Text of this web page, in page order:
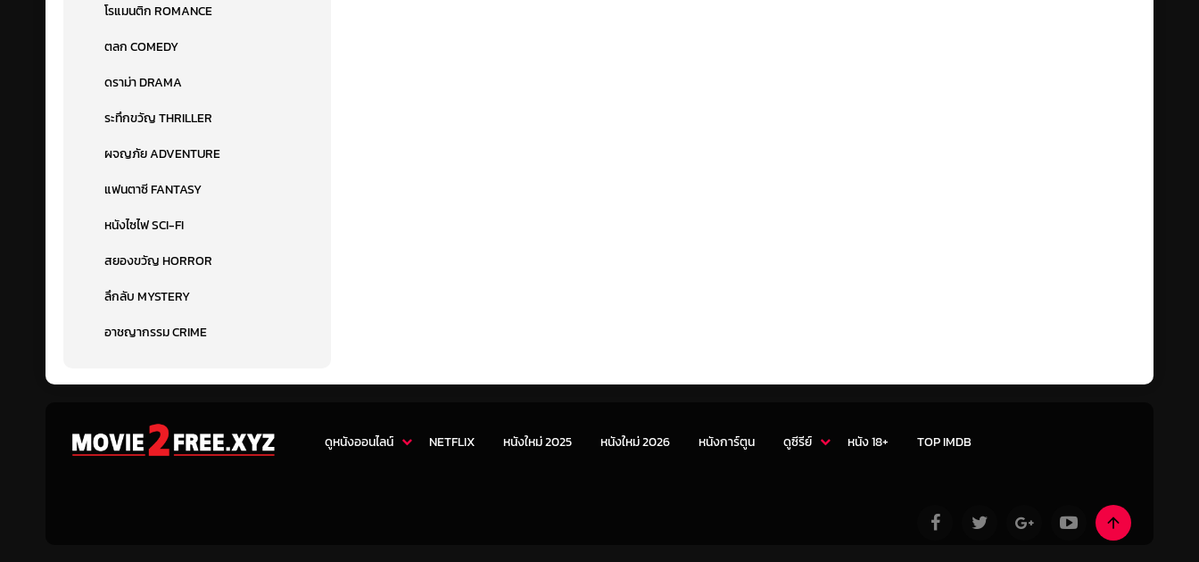
โรแมนติก ROMANCE
ตลก COMEDY
ดราม่า DRAMA
ระทึกขวัญ THRILLER
ผจญภัย ADVENTURE
แฟนตาซี FANTASY
หนังไซไฟ SCI-FI
สยองขวัญ HORROR
ลึกลับ MYSTERY
อาชญากรรม CRIME
ดูหนังออนไลน์ NETFLIX หนังใหม่ 2025 หนังใหม่ 2026 หนังการ์ตูน ดูซีรีย์ หนัง 18+ TOP IMDB